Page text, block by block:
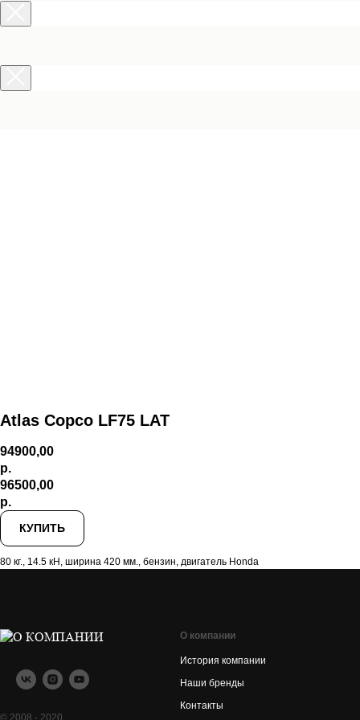
Atlas Copco LF75 LAT
94900,00
р.
96500,00
р.
КУПИТЬ
80 кг., 14.5 кН, ширина 420 мм., бензин, двигатель Honda
© 2008 - 2020
О компании
История компании
Наши бренды
Контакты